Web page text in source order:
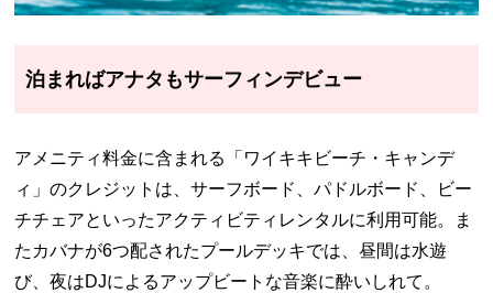
泊まればアナタもサーフィンデビュー
アメニティ料金に含まれる「ワイキキビーチ・キャンデ
ィ」のクレジットは、サーフボード、パドルボード、ビー
チチェアといったアクティビティレンタルに利用可能。ま
たカバナが6つ配されたプールデッキでは、昼間は水遊
び、夜はDJによるアップビートな音楽に酔いしれて。